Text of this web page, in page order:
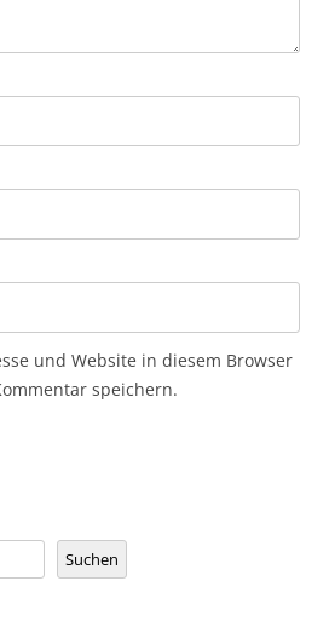
und Website in diesem Browser
speichern.
Suchen